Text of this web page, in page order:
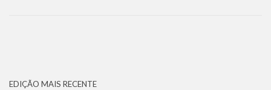
EDIÇÃO MAIS RECENTE